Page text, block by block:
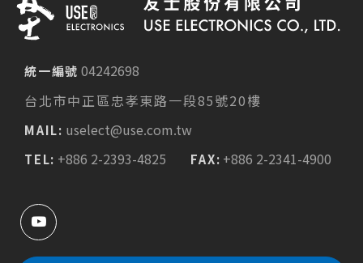
統一編號 04242698
台北市中正區忠孝東路一段85號20樓
MAIL: uselect@use.com.tw
TEL: +886 2-2393-4825 FAX: +886 2-2341-4900